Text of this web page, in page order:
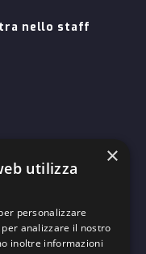
nello staff
×
utilizza
personalizzare
analizzare il nostro
inoltre informazioni